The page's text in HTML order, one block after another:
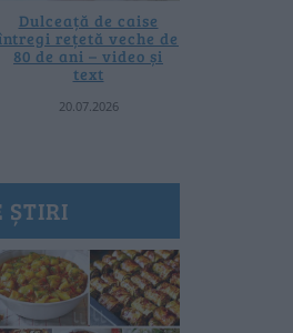
Dulceață de caise
rețetă veche de
80 de ani – video și
text
20.07.2026
ȘTIRI